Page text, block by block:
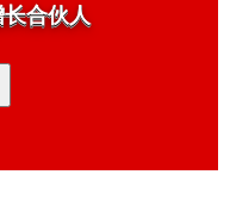
合伙人